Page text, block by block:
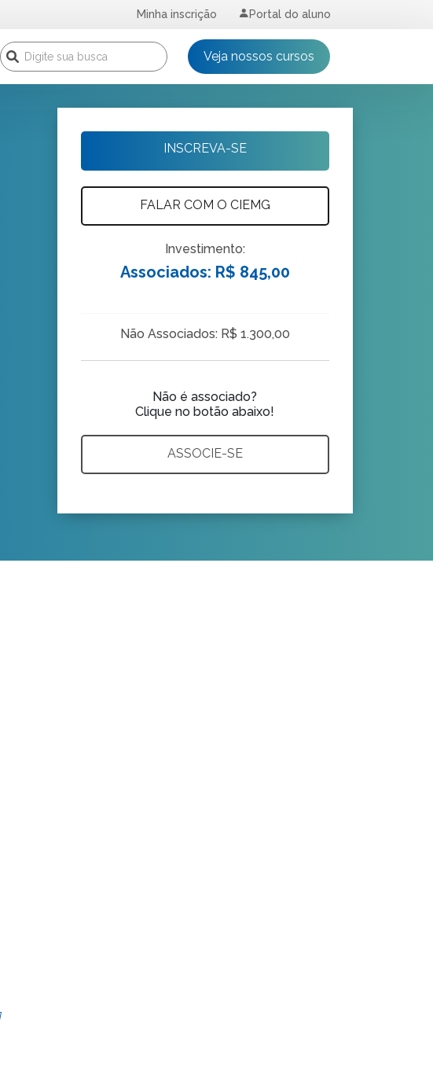
Minha inscrição Portal do aluno
Veja nossos cursos
INSCREVA-SE
FALAR COM O CIEMG
Investimento:
Associados: R$ 845,00
Não Associados: R$ 1.300,00
Não é associado?
Clique no botão abaixo!
ASSOCIE-SE